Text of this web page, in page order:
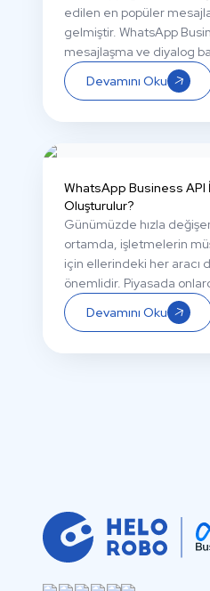
edilen en popüler
gelmiştir. WhatsApp
mesajlaşma ve diyalog
müşteri iletişiminde büyük
Business API’nin
Devamını Oku
WhatsApp Business API
Oluşturulur?
Günümüzde hızla
ortamda, işletmelerin
için ellerindeki her aracı
önemlidir. Piyasada
araçları var.
Bu araçlar
için lider bir kanal olarak
Devamını Oku